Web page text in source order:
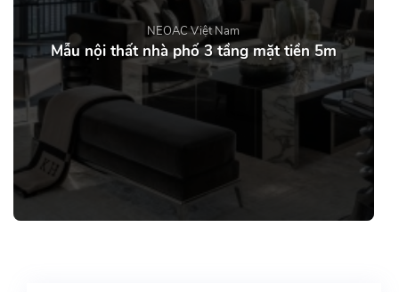
NEOAC Việt Nam
Mẫu nội thất nhà phố 3 tầng mặt tiền 5m